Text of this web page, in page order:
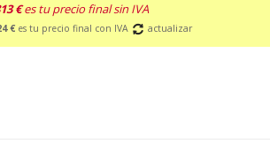
€es tu precio final sin IVA
€ es tu precio final con IVA actualizar